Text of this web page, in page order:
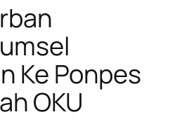
Ke Ponpes
OKU